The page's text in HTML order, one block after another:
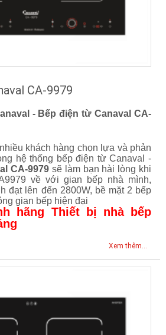
CA-9979
- Bếp điện từ Canaval CA-
khách hàng chọn lựa và phản
hệ thống bếp điện từ Canaval -
CA-9979 sẽ làm bạn hài lòng khi
về với gian bếp nhà mình,
đạt lên đến 2800W, bề mặt 2 bếp
gian bếp hiện đại
hãng Thiết bị nhà bếp
Xem thêm...